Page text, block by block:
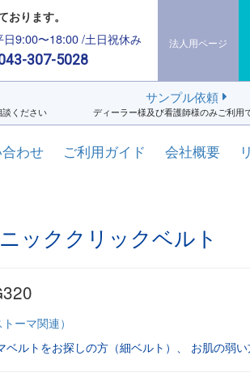
ります。
日9:00〜18:00 /土日祝休み
307-5028
法人用ページ
ください
サンプル依頼
ディーラー様及び看護師様のみご利用
わせ ご利用ガイド 会社概要
ッククリックベルト
ーマ関連）
ベルトをお探しの方（細ベルト）
お肌の弱